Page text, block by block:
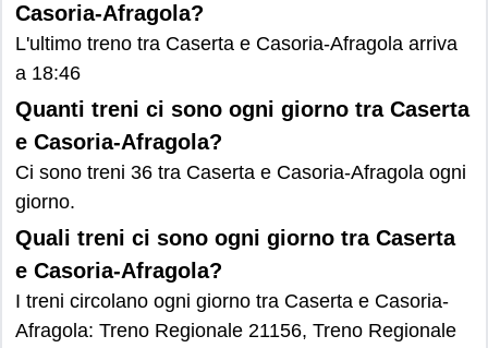
Casoria-Afragola?
L'ultimo treno tra Caserta e Casoria-Afragola arriva
a 18:46
Quanti treni ci sono ogni giorno tra Caserta
e Casoria-Afragola?
Ci sono treni 36 tra Caserta e Casoria-Afragola ogni
giorno.
Quali treni ci sono ogni giorno tra Caserta
e Casoria-Afragola?
I treni circolano ogni giorno tra Caserta e Casoria-
Afragola: Treno Regionale 21156, Treno Regionale